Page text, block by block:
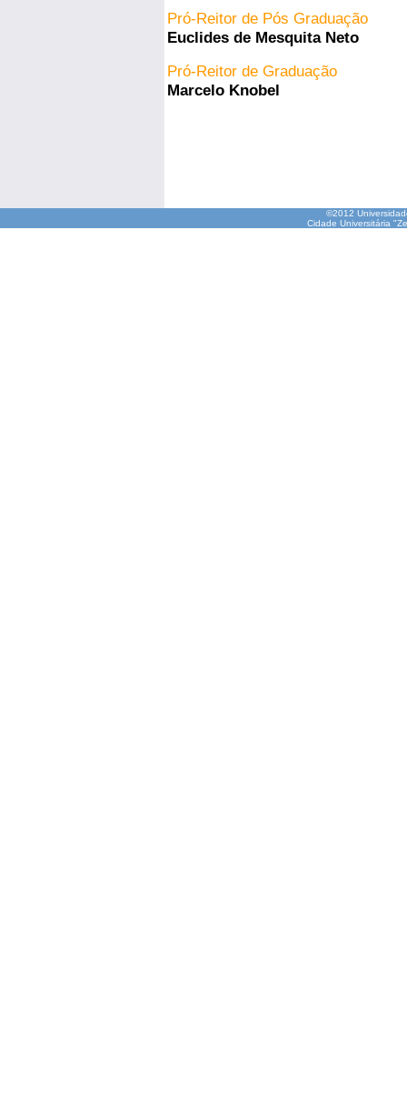
Pró-Reitor de Pós Graduação
Euclides de Mesquita Neto
Pró-Reitor de Graduação
Marcelo Knobel
©2012
Cidade Universitária